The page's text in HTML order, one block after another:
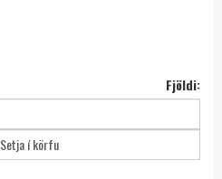
Fjöldi:
Setja í körfu